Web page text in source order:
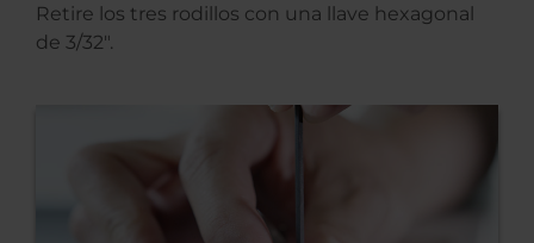
Retire los tres rodillos con una llave hexagonal
de 3/32″.